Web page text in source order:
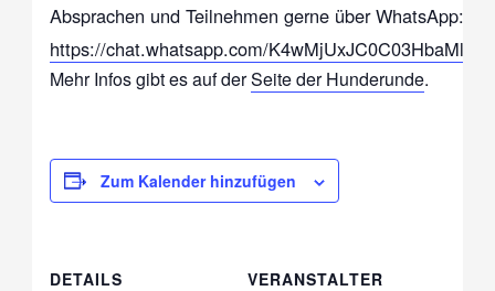
Absprachen und Teilnehmen gerne über WhatsApp:
https://chat.whatsapp.com/
Mehr Infos gibt es auf derSeite der Hunderunde.
Zum Kalender hinzufügen
DETAILS
VERANSTALTER